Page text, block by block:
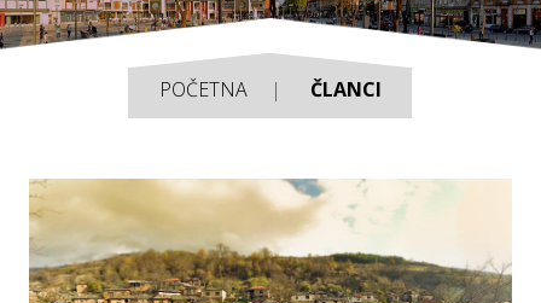
POČETNA ČLANCI